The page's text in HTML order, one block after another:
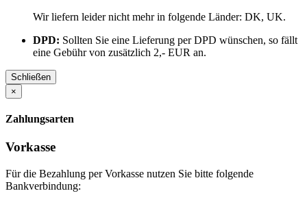
Wir liefern leider nicht mehr in folgende Länder: DK, UK.
DPD: Sollten Sie eine Lieferung per DPD wünschen, so fällt
eine Gebühr von zusätzlich 2,- EUR an.
Schließen
×
Zahlungsarten
Vorkasse
Für die Bezahlung per Vorkasse nutzen Sie bitte folgende
Bankverbindung: